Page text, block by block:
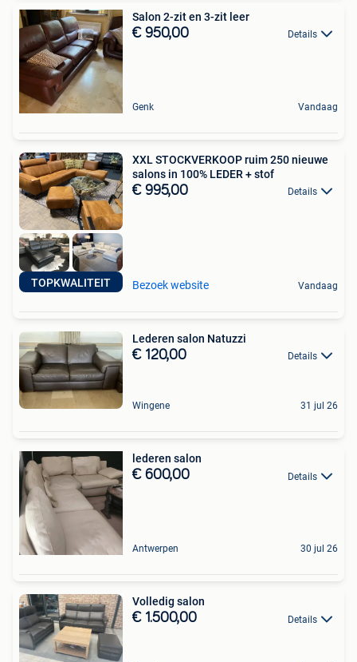
Salon 2-zit en 3-zit leer
€ 950,00 Details
Genk Vandaag
TOPKWALITEIT
XXL STOCKVERKOOP ruim 250 nieuwe
salons in 100% LEDER + stof
€ 995,00 Details
Bezoek website Vandaag
Lederen salon Natuzzi
€ 120,00 Details
Wingene 31 jul 26
lederen salon
€ 600,00 Details
Antwerpen 30 jul 26
Volledig salon
€ 1.500,00 Details